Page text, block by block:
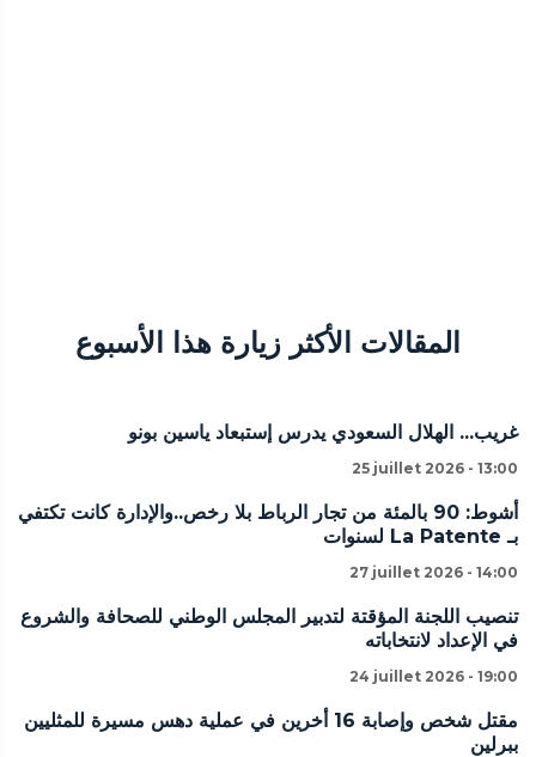
المقالات الأكثر زيارة هذا الأسبوع
غريب... الهلال السعودي يدرس إستبعاد ياسين بونو
25 juillet 2026 - 13:00
أشوط: 90 بالمئة من تجار الرباط بلا رخص..والإدارة كانت تكتفي
بـ La Patente لسنوات
27 juillet 2026 - 14:00
تنصيب اللجنة المؤقتة لتدبير المجلس الوطني للصحافة والشروع
في الإعداد لانتخاباته
24 juillet 2026 - 19:00
مقتل شخص وإصابة 16 أخرين في عملية دهس مسيرة للمثليين
ببرلين